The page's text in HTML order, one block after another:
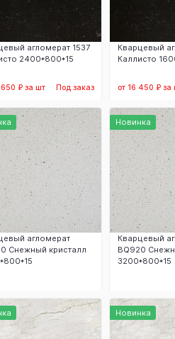
агломерат 1537
2400*800*15
650 ₽ за шт Под заказ
Заказать
Кварцевый
Каллисто
от 16 450 ₽ за
агломерат
Снежный кристалл
Заказать
Новинка
Кварцевый
BQ920
3200*800*15
Новинка